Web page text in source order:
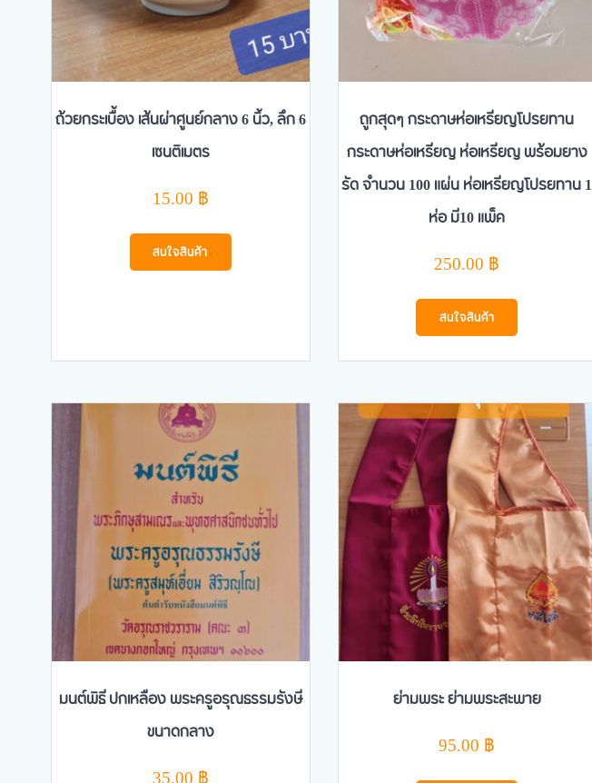
ถ้วยกระเบื้อง เส้นผ่าศูนย์กลาง 6 นิ้ว, ลึก 6
เซนติเมตร
15.00฿
สนใจสินค้า
ถูกสุดๆ กระดาษห่อเหรียญโปรยทาน
กระดาษห่อเหรียญ ห่อเหรียญ พร้อมยาง
รัด จำนวน 100 แผ่น ห่อเหรียญโปรยทาน 1
ห่อ มี10 แพ็ค
250.00฿
สนใจสินค้า
มนต์พิธี ปกเหลือง พระครูอรุณธรรมรังษี
ขนาดกลาง
ย่ามพระ ย่ามพระสะพาย
95.00฿